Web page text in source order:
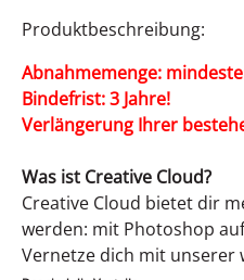
Produktbeschreibung:
Abnahmemenge:
Bindefrist: 3 Jahre!
Verlängerung Ihrer
Was ist Creative Cloud?
Creative Cloud bietet dir
werden: mit Photoshop
Vernetze dich mit unserer